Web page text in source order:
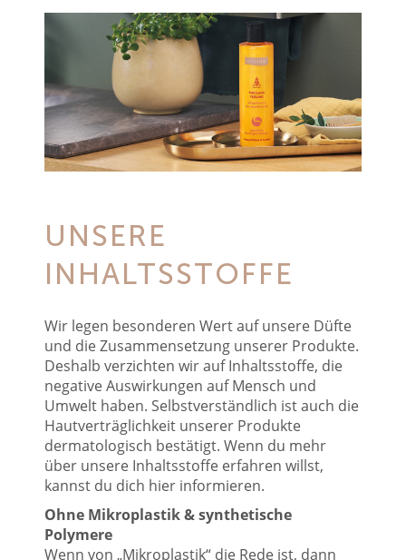
UNSERE
INHALTSSTOFFE
Wir legen besonderen Wert auf unsere Düfte
und die Zusammensetzung unserer Produkte.
Deshalb verzichten wir auf Inhaltsstoffe, die
negative Auswirkungen auf Mensch und
Umwelt haben. Selbstverständlich ist auch die
Hautverträglichkeit unserer Produkte
dermatologisch bestätigt. Wenn du mehr
über unsere Inhaltsstoffe erfahren willst,
kannst du dich hier informieren.
Ohne Mikroplastik & synthetische
Polymere
Wenn von „Mikroplastik“ die Rede ist, dann